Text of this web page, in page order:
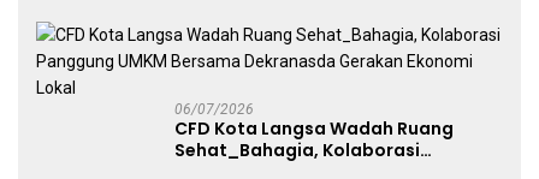
Free Day Makassar
06/07/2026
CFD Kota Langsa Wadah Ruang
Sehat_Bahagia, Kolaborasi